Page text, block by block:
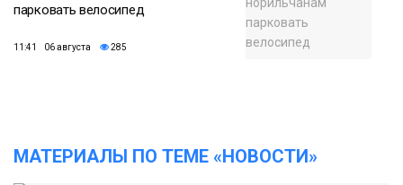
парковать велосипед
11:41 06 августа 285
МАТЕРИАЛЫ ПО ТЕМЕ «НОВОСТИ»